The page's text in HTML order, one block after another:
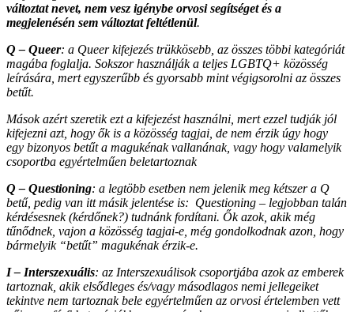
változtat nevet, nem vesz igénybe orvosi segítséget és a
megjelenésén sem változtat feltétlenül.
Q – Queer: a Queer kifejezés trükkösebb, az összes többi kategóriát
magába foglalja. Sokszor használják a teljes LGBTQ+ közösség
leírására, mert egyszerűbb és gyorsabb mint végigsorolni az összes
betűt.
Mások azért szeretik ezt a kifejezést használni, mert ezzel tudják jól
kifejezni azt, hogy ők is a közösség tagjai, de nem érzik úgy hogy
egy bizonyos betűt a magukénak vallanának, vagy hogy valamelyik
csoportba egyértelműen beletartoznak
Q – Questioning: a legtöbb esetben nem jelenik meg kétszer a Q
betű, pedig van itt másik jelentése is: Questioning – legjobban talán
kérdésesnek (kérdőnek?) tudnánk fordítani. Ők azok, akik még
tűnődnek, vajon a közösség tagjai-e, még gondolkodnak azon, hogy
bármelyik “betűt” magukénak érzik-e.
I – Interszexuális: az Interszexuálisok csoportjába azok az emberek
tartoznak, akik elsődleges és/vagy másodlagos nemi jellegeiket
tekintve nem tartoznak bele egyértelműen az orvosi értelemben vett